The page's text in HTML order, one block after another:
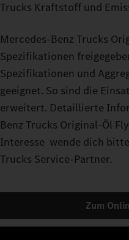
Trucks Kraftstoff und
Mercedes-Benz Trucks
Spezifikationen
Spezifikationen und
geeignet. So sind die
erweitert. Detaillierte
Benz Trucks Original-Öl
Interesse wende dich
Trucks Service‑Partner.
Zum